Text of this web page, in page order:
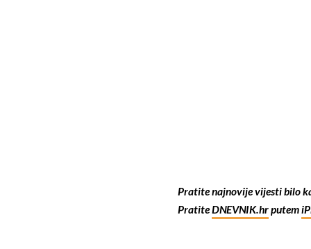
Pratite najnovije vijesti bilo
PratiteDNEVNIK.hrputem